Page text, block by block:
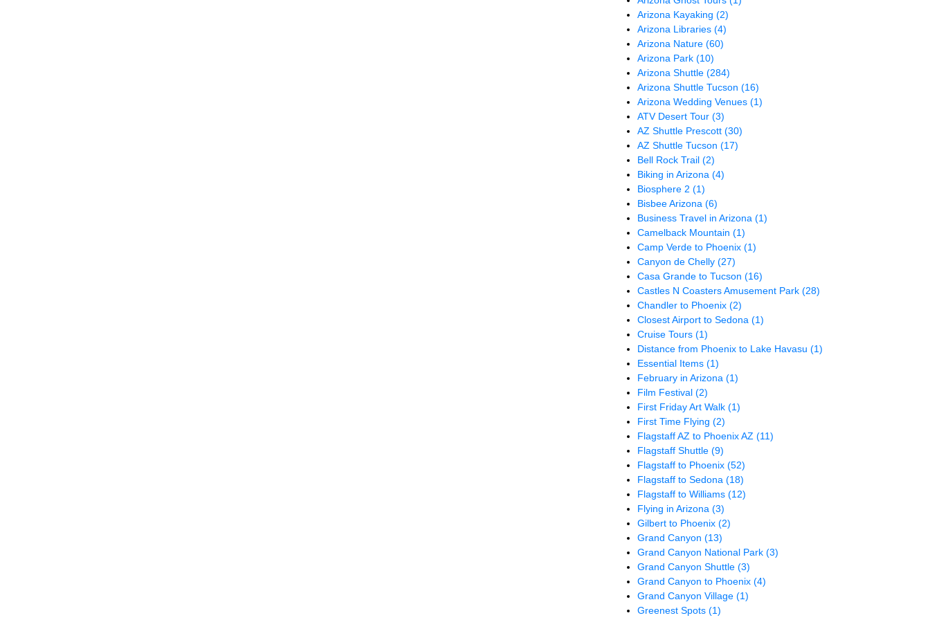
Arizona Kayaking(2)
Arizona Libraries(4)
Arizona Nature(60)
Arizona Park(10)
Arizona Shuttle(284)
Arizona Shuttle Tucson(16)
Arizona Wedding Venues(1)
ATV Desert Tour(3)
AZ Shuttle Prescott(30)
AZ Shuttle Tucson(17)
Bell Rock Trail(2)
Biking in Arizona(4)
Biosphere 2(1)
Bisbee Arizona(6)
Business Travel in Arizona(1)
Camelback Mountain(1)
Camp Verde to Phoenix(1)
Canyon de Chelly(27)
Casa Grande to Tucson(16)
Castles N Coasters Amusement Park(28)
Chandler to Phoenix(2)
Closest Airport to Sedona(1)
Cruise Tours(1)
Distance from Phoenix to Lake Havasu(1)
Essential Items(1)
February in Arizona(1)
Film Festival(2)
First Friday Art Walk(1)
First Time Flying(2)
Flagstaff AZ to Phoenix AZ(11)
Flagstaff Shuttle(9)
Flagstaff to Phoenix(52)
Flagstaff to Sedona(18)
Flagstaff to Williams(12)
Flying in Arizona(3)
Gilbert to Phoenix(2)
Grand Canyon(13)
Grand Canyon National Park(3)
Grand Canyon Shuttle(3)
Grand Canyon to Phoenix(4)
Grand Canyon Village(1)
Greenest Spots(1)